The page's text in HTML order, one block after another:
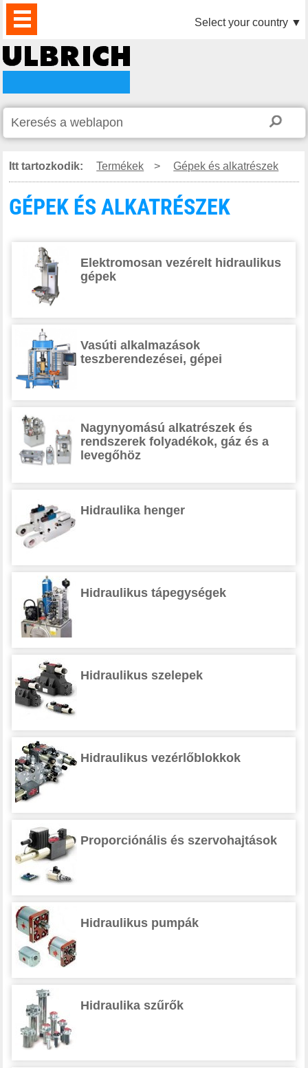
TERMÉKEK
HÍREK
LETÖLTÉS
VIDEÓK
PARTNEREINK
RÓLUNK
KAPCSOLAT Select your country ▼
Itt tartozkodik: Termékek > Gépek és alkatrészek
GÉPEK ÉS ALKATRÉSZEK
Elektromosan vezérelt hidraulikus
gépek
Vasúti alkalmazások
teszberendezései, gépei
Nagynyomású alkatrészek és
rendszerek folyadékok, gáz és a
levegőhöz
Hidraulika henger
Hidraulikus tápegységek
Hidraulikus szelepek
Hidraulikus vezérlőblokkok
Proporciónális és szervohajtások
Hidraulikus pumpák
Hidraulika szűrők